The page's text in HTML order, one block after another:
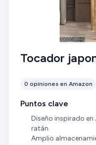
Tocador
0 opiniones en Amazon
Puntos clave
Diseño inspirado
ratán
Amplio